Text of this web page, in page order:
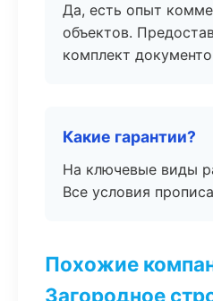
Да, есть опыт
объектов.
комплект
Какие гарантии?
На ключевые виды
Все условия
Похожие
Загородное